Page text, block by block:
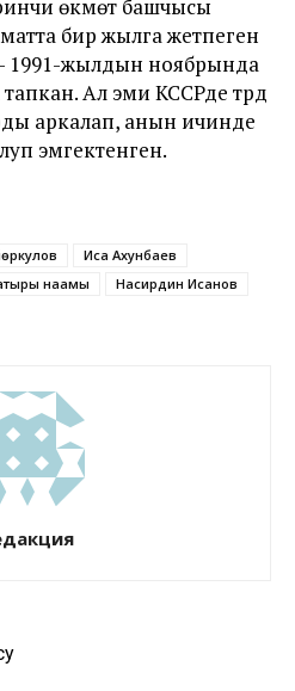
өкмөт башчысы
бир жылга жетпеген
1991-жылдын ноябрында
Ал эми КССРде түрдүү
аркалап, анын ичинде
эмгектенген.
Иса Ахунбаев
наамы
Насирдин Исанов